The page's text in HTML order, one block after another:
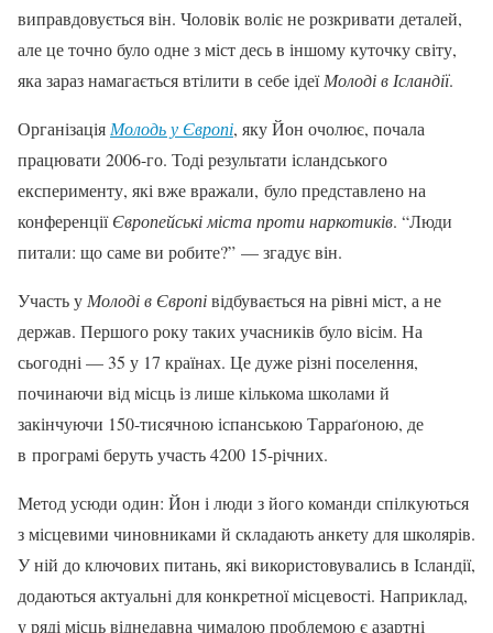
виправдовується він. Чоловік воліє не розкривати деталей,
але це точно було одне з міст десь в іншому куточку світу,
яка зараз намагається втілити в себе ідеїМолоді в Ісландії.
Організація Молодь у Європі, яку Йон очолює, почала
працювати 2006-го. Тоді результати ісландського
експерименту, які вже вражали, було представлено на
конференціїЄвропейські міста проти наркотиків. “Люди
питали: що саме ви робите?” — згадує він.
Участь у Молоді в Європівідбувається на рівні міст, а не
держав. Першого року таких учасників було вісім. На
сьогодні — 35 у 17 країнах. Це дуже різні поселення,
починаючи від місць із лише кількома школами й
закінчуючи 150-тисячною іспанською Тарраґоною, де
в програмі беруть участь 4200 15-річних.
Метод усюди один: Йон і люди з його команди спілкуються
з місцевими чиновниками й складають анкету для школярів.
У ній до ключових питань, які використовувались в Ісландії,
додаються актуальні для конкретної місцевості. Наприклад,
у ряді місць віднедавна чималою проблемою є азартні